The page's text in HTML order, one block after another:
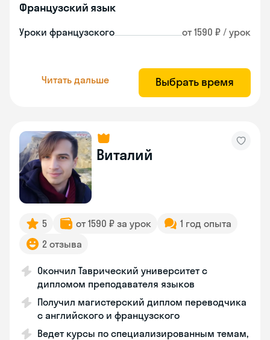
Французский язык
Уроки французского от 1590 ₽ / урок
Читать дальше Выбрать время
Виталий
5 от 1590 ₽ за урок
1 год опыта
2 отзыва
Окончил Таврический университет с
дипломом преподавателя языков
Получил магистерский диплом переводчика
с английского и французского
Ведет курсы по специализированным темам,